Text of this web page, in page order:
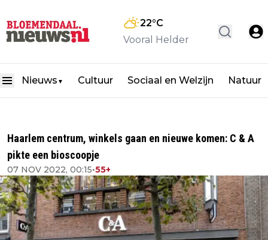
22°C
Vooral Helder
Nieuws ▼ Cultuur Sociaal en Welzijn Natuur
Haarlem centrum, winkels gaan en nieuwe komen: C & A
pikte een bioscoopje
07 NOV 2022, 00:15•55+